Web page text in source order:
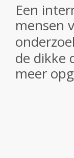
Een
mensen
de dikke
meer